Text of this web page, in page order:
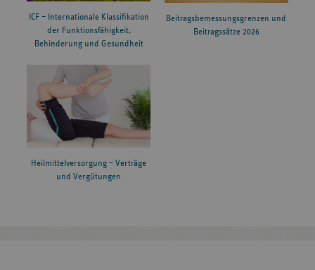
ICF – Internationale Klassifikation
der Funktionsfähigkeit,
Behinderung und Gesundheit
Beitragsbemessungsgrenzen und
Beitragssätze 2026
Heilmittelversorgung – Verträge
und Vergütungen